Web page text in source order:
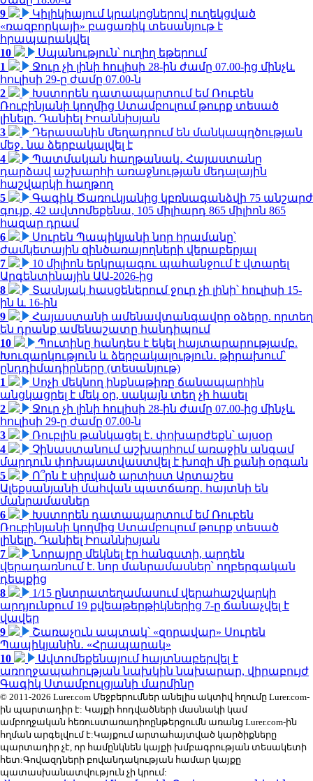
9
Կիլիկիայում կրակոցներով ուղեկցված
«ռազբորկայի» բացառիկ տեսանյութ է
հրապարակվել
10
Սպանություն՝ ուղիղ եթերում
1
Ջուր չի լինի հուլիսի 28-ին ժամը 07.00-ից մինչև
հուլիսի 29-ը ժամը 07.00-ն
2
Խստորեն դատապարտում եմ Ռուբեն
Ռուբինյանի կողմից Ստամբուլում թուրք տեսած
լինելը. Դանիել Իոաննիսյան
3
Դերասանին մեղադրում են մանկապղծության
մեջ․ նա ձերբակալվել է
4
Պատմական հաղթանակ․ Հայաստանը
դարձավ աշխարհի առաջնության մեդալային
հաշվարկի հաղթող
5
Գագիկ Ծառուկյանից կբռնագանձվի 75 անշարժ
գույք, 42 ավտոմեքենա, 105 միլիարդ 865 միլիոն 865
հազար դրամ
6
Սուրեն Պապիկյանի նոր հրամանը՝
ժամկետային զինծառայողների վերաբերյալ
7
10 միլիոն երկրպագու պահանջում է վտարել
Արգենտինային ԱԱ-2026-ից
8
Տասնյակ հասցեներում ջուր չի լինի՝ հուլիսի 15-
ին և 16-ին
9
Հայաստանի ամենավտանգավոր օձերը. որտեղ
են դրանք ամենաշատը հանդիպում
10
Պուտինը հանդես է եկել հայտարարությամբ.
Խուզարկություն և ձերբակալություն․ թիրախում՝
ընդդիմադիրները (տեսանյութ)
1
Սոչի մեկնող ինքնաթիռը ճանապարհին
անցկացրել է մեկ օր, սակայն տեղ չի հասել
2
Ջուր չի լինի հուլիսի 28-ին ժամը 07.00-ից մինչև
հուլիսի 29-ը ժամը 07.00-ն
3
Ռուբլին թանկացել է․ փոխարժեքն՝ այսօր
4
Չինաստանում աշխարհում առաջին անգամ
մարդուն փոխպատվաստվել է խոզի մի քանի օրգան
5
Ո՞րն է սիրված արտիստ Արտաշես
Ալեքսանյանի մահվան պատճառը. հայտնի են
մանրամասներ
6
Խստորեն դատապարտում եմ Ռուբեն
Ռուբինյանի կողմից Ստամբուլում թուրք տեսած
լինելը. Դանիել Իոաննիսյան
7
Նորայրը մեկնել էր հանգստի, արդեն
վերադառնում է. նոր մանրամասներ՝ ողբերգական
դեպքից
8
1/15 ընտրատեղամասում վերահաշվարկի
արդյունքում 19 քվեաթերթիկներից 7-ը ճանաչվել է
վավեր
9
Շառաչուն ապտակ՝ «զորավար» Սուրեն
Պապիկյանին․ «Հրապարակ»
10
Ավտոմեքենայում հայտնաբերվել է
առողջապահության նախկին նախարար, վիրաբույժ
Գագիկ Ստամբուլցյանի մարմինը
© 2011-2026 Lurer.com Մեջբերումներ անելիս ակտիվ հղումը Lurer.com-
ին պարտադիր է: Կայքի հոդվածների մասնակի կամ
ամբողջական հեռուստառադիոընթերցումն առանց Lurer.com-ին
հղման արգելվում է:Կայքում արտահայտված կարծիքները
պարտադիր չէ, որ համընկնեն կայքի խմբագրության տեսակետի
հետ:Գովազդների բովանդակության համար կայքը
պատասխանատվություն չի կրում: